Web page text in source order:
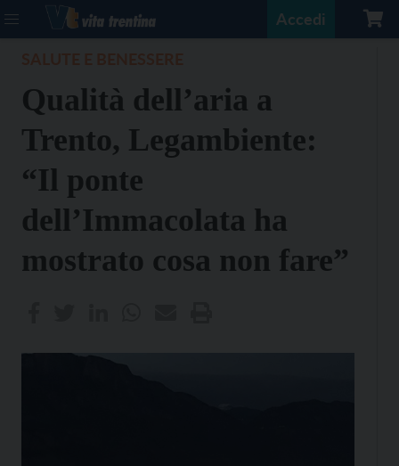
Accedi
Qualità dell’aria a
Trento, Legambiente:
“Il ponte
dell’Immacolata ha
mostrato cosa non fare”